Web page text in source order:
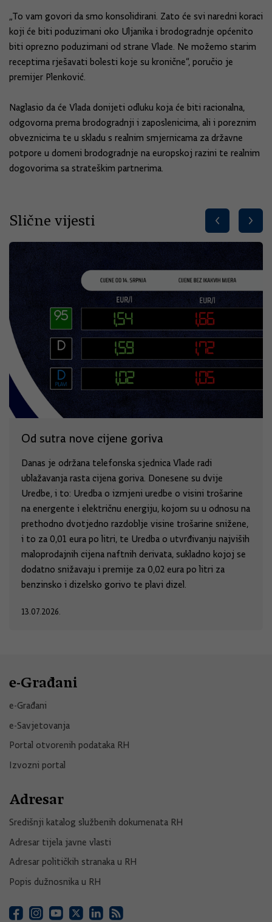
„To vam govori da smo konsolidirani. Zato će svi naredni koraci
koji će biti poduzimani oko Uljanika i brodogradnje općenito
biti oprezno poduzimani od strane Vlade. Ne možemo starim
receptima rješavati bolesti koje su kronične“, poručio je
premijer Plenković.
Naglasio da će Vlada donijeti odluku koja će biti racionalna,
odgovorna prema brodogradnji i zaposlenicima, ali i poreznim
obveznicima te u skladu s realnim smjernicama za državne
potpore u domeni brodogradnje na europskoj razini te realnim
dogovorima sa strateškim partnerima.
Slične vijesti
Od sutra nove cijene goriva
Danas je održana telefonska sjednica Vlade radi
ublažavanja rasta cijena goriva. Donesene su dvije
Uredbe, i to: Uredba o izmjeni uredbe o visini trošarine
na energente i električnu energiju, kojom su u odnosu na
prethodno dvotjedno razdoblje visine trošarine snižene,
i to za 0,01 eura po litri, te Uredba o utvrđivanju najviših
maloprodajnih cijena naftnih derivata, sukladno kojoj se
dodatno snižavaju i premije za 0,02 eura po litri za
benzinsko i dizelsko gorivo te plavi dizel.
13.07.2026.
e-Građani
e-Građani
e-Savjetovanja
Portal otvorenih podataka RH
Izvozni portal
Adresar
Središnji katalog službenih dokumenata RH
Adresar tijela javne vlasti
Adresar političkih stranaka u RH
Popis dužnosnika u RH